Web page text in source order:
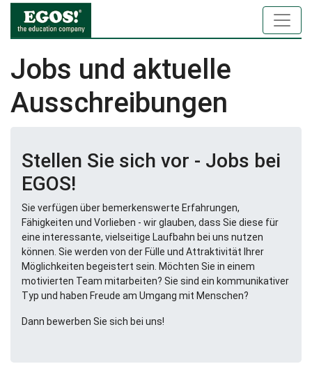
Jobs und aktuelle
Ausschreibungen
Stellen Sie sich vor - Jobs bei
EGOS!
Sie verfügen über bemerkenswerte Erfahrungen,
Fähigkeiten und Vorlieben - wir glauben, dass Sie diese für
eine interessante, vielseitige Laufbahn bei uns nutzen
können. Sie werden von der Fülle und Attraktivität Ihrer
Möglichkeiten begeistert sein. Möchten Sie in einem
motivierten Team mitarbeiten? Sie sind ein kommunikativer
Typ und haben Freude am Umgang mit Menschen?
Dann bewerben Sie sich bei uns!